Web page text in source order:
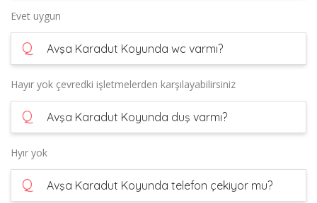
Evet uygun
Q Avşa Karadut Koyunda wc varmı?
Hayır yok çevredki işletmelerden karşılayabilirsiniz
Q Avşa Karadut Koyunda duş varmı?
Hyır yok
Q Avşa Karadut Koyunda telefon çekiyor mu?